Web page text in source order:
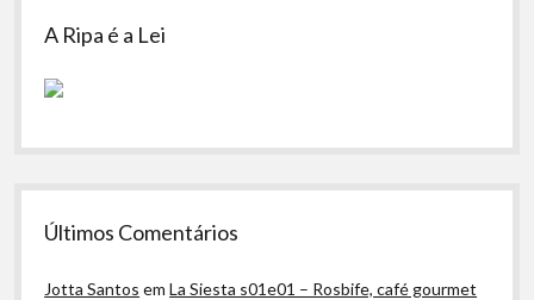
A Ripa é a Lei
Últimos Comentários
Jotta Santos emLa Siesta s01e01 – Rosbife, café gourmet